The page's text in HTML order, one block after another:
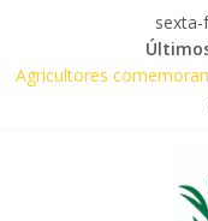
Agricultores
requerimentos de
interesse do
Em audiência com
Agricultura, Feplana e
difícil situação do